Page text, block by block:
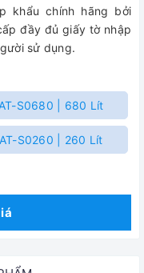
khẩu chính hãng bởi
đầy đủ giấy tờ nhập
sử dụng.
S0680 | 680 Lít
S0260 | 260 Lít